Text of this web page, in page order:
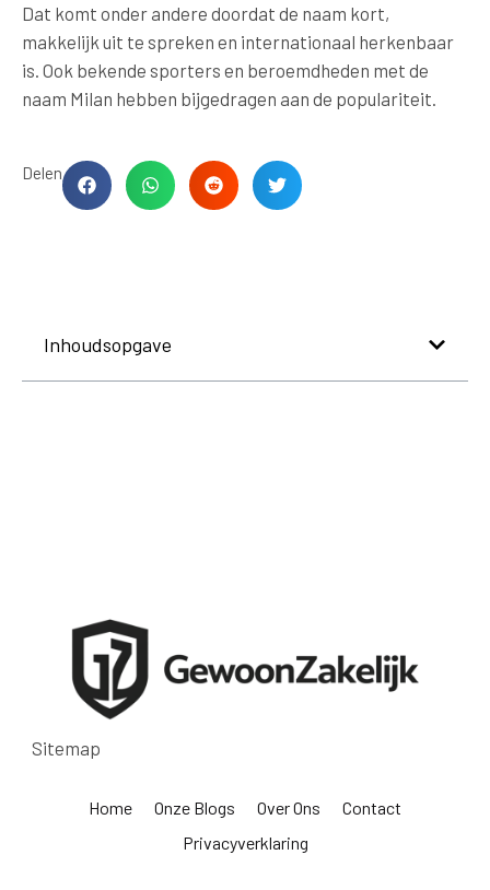
Dat komt onder andere doordat de naam kort,
makkelijk uit te spreken en internationaal herkenbaar
is. Ook bekende sporters en beroemdheden met de
naam Milan hebben bijgedragen aan de populariteit.
Delen
Inhoudsopgave
Sitemap
Home Onze Blogs Over Ons
Contact
Privacyverklaring